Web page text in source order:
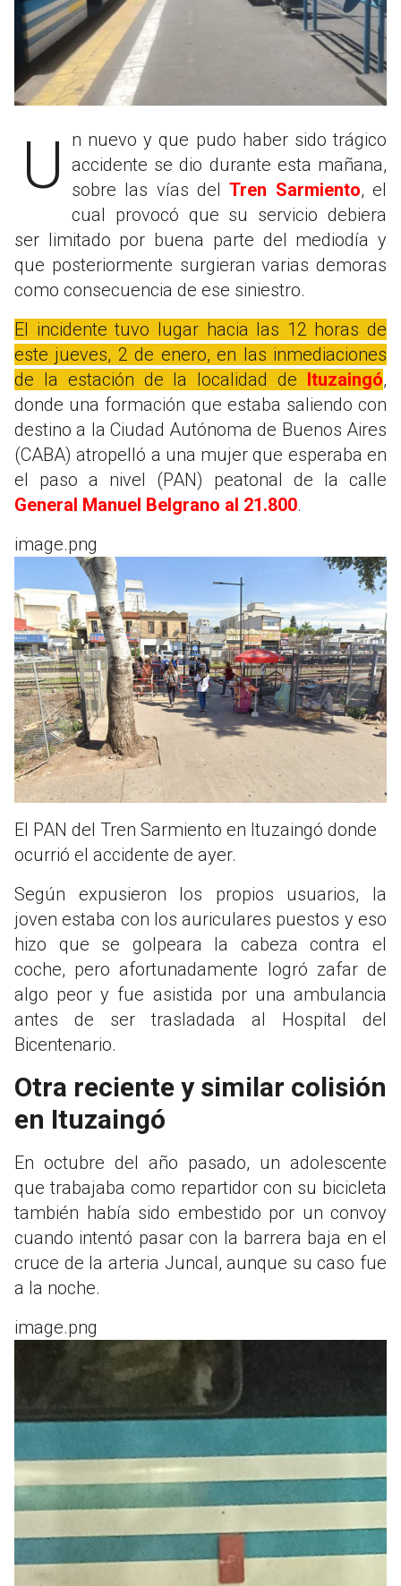
Un nuevo y que pudo haber sido trágico accidente se dio durante esta mañana,
sobre las vías delTren Sarmiento, el
cual provocó que su servicio debiera
ser limitado por buena parte del mediodía y
que posteriormente surgieran varias demoras
como consecuencia de ese siniestro.
El incidente tuvo lugar hacia las 12 horas de
este jueves, 2 de enero, en las inmediaciones
de la estación de la localidad de Ituzaingó,
donde una formación que estaba saliendo con
destino a la Ciudad Autónoma de Buenos Aires
(CABA) atropelló a una mujer que esperaba en
el paso a nivel (PAN) peatonal de la calle
General Manuel Belgrano al 21.800.
image.png
El PAN del Tren Sarmiento en Ituzaingó donde
ocurrió el accidente de ayer.
Según expusieron los propios usuarios, la
joven estaba con los auriculares puestos y eso
hizo que se golpeara la cabeza contra el
coche, pero afortunadamente logró zafar de
algo peor y fue asistida por una ambulancia
antes de ser trasladada al Hospital del
Bicentenario.
Otra reciente y similar colisión
en Ituzaingó
En octubre del año pasado, un adolescente
que trabajaba como repartidor con su bicicleta
también había sido embestido por un convoy
cuando intentó pasar con la barrera baja en el
cruce de la arteria Juncal, aunque su caso fue
a la noche.
image.png